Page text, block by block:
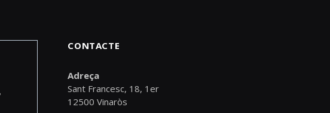
CONTACTE
Adreça
Sant Francesc, 18, 1er
12500 Vinaròs